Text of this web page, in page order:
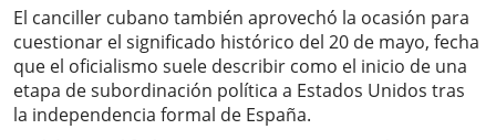
El canciller cubano también aprovechó la ocasión para
cuestionar el significado histórico del 20 de mayo, fecha
que el oficialismo suele describir como el inicio de una
etapa de subordinación política a Estados Unidos tras
la independencia formal de España.